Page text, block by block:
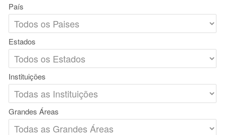
País
Estados
Instituições
Grandes Áreas